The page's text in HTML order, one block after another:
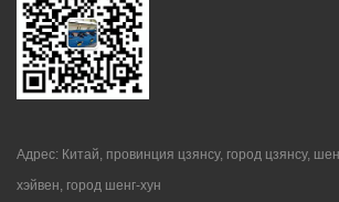
Адрес: Китай, провинция цзянсу, город цзянсу,
хэйвен, город шенг-хун